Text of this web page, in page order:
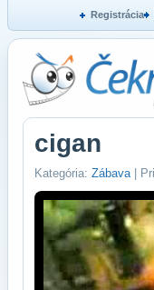
Registrácia
cigan
Kategória: Zábava |